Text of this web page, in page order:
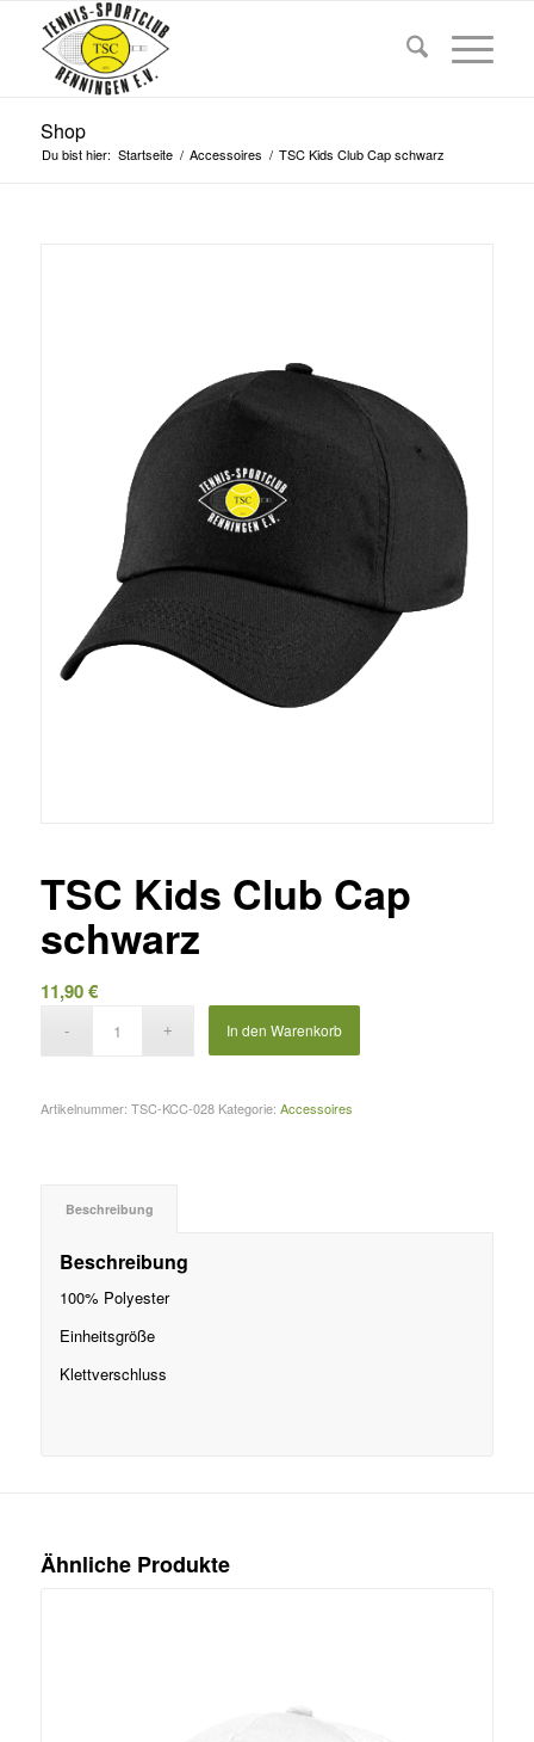
Shop
Du bist hier: Startseite / Accessoires / TSC Kids Club Cap schwarz
TSC Kids Club Cap
schwarz
11,90€
In den Warenkorb
Artikelnummer: TSC-KCC-028 Kategorie: Accessoires
Beschreibung
Beschreibung
100% Polyester
Einheitsgröße
Klettverschluss
Ähnliche Produkte